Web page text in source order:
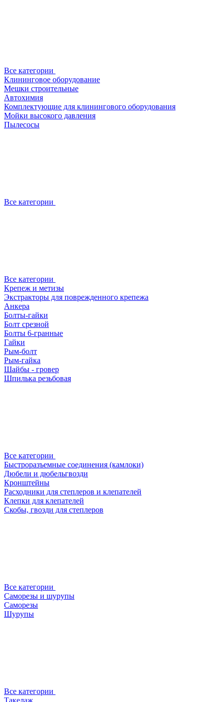
Все категории
Клининговое оборудование
Мешки строительные
Автохимия
Комплектующие для клинингового оборудования
Мойки высокого давления
Пылесосы
Все категории
Все категории
Крепеж и метизы
Экстракторы для поврежденного крепежа
Анкера
Болты-гайки
Болт срезной
Болты 6-гранные
Гайки
Рым-болт
Рым-гайка
Шайбы - гровер
Шпилька резьбовая
Все категории
Быстроразъемные соединения (камлоки)
Дюбели и дюбельгвозди
Кронштейны
Расходники для степлеров и клепателей
Клепки для клепателей
Скобы, гвозди для степлеров
Все категории
Саморезы и шурупы
Саморезы
Шурупы
Все категории
Такелаж